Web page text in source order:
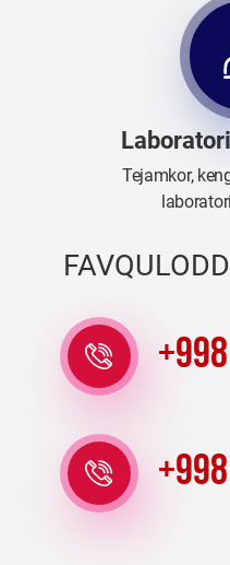
Tejamkor,